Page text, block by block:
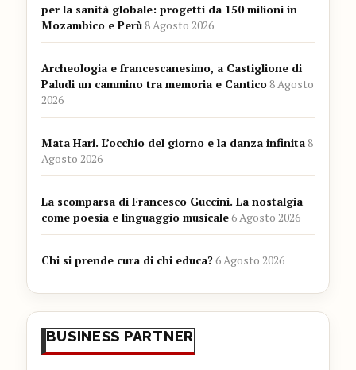
per la sanità globale: progetti da 150 milioni in
Mozambico e Perù8 Agosto 2026
Archeologia e francescanesimo, a Castiglione di
Paludi un cammino tra memoria e Cantico8 Agosto
2026
Mata Hari. L’occhio del giorno e la danza infinita8
Agosto 2026
La scomparsa di Francesco Guccini. La nostalgia
come poesia e linguaggio musicale6 Agosto 2026
Chi si prende cura di chi educa?6 Agosto 2026
BUSINESS PARTNER